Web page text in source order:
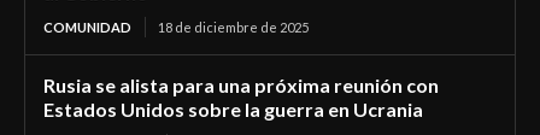
COMUNIDAD 18 de diciembre de 2025
Rusia se alista para una próxima reunión con
Estados Unidos sobre la guerra en Ucrania